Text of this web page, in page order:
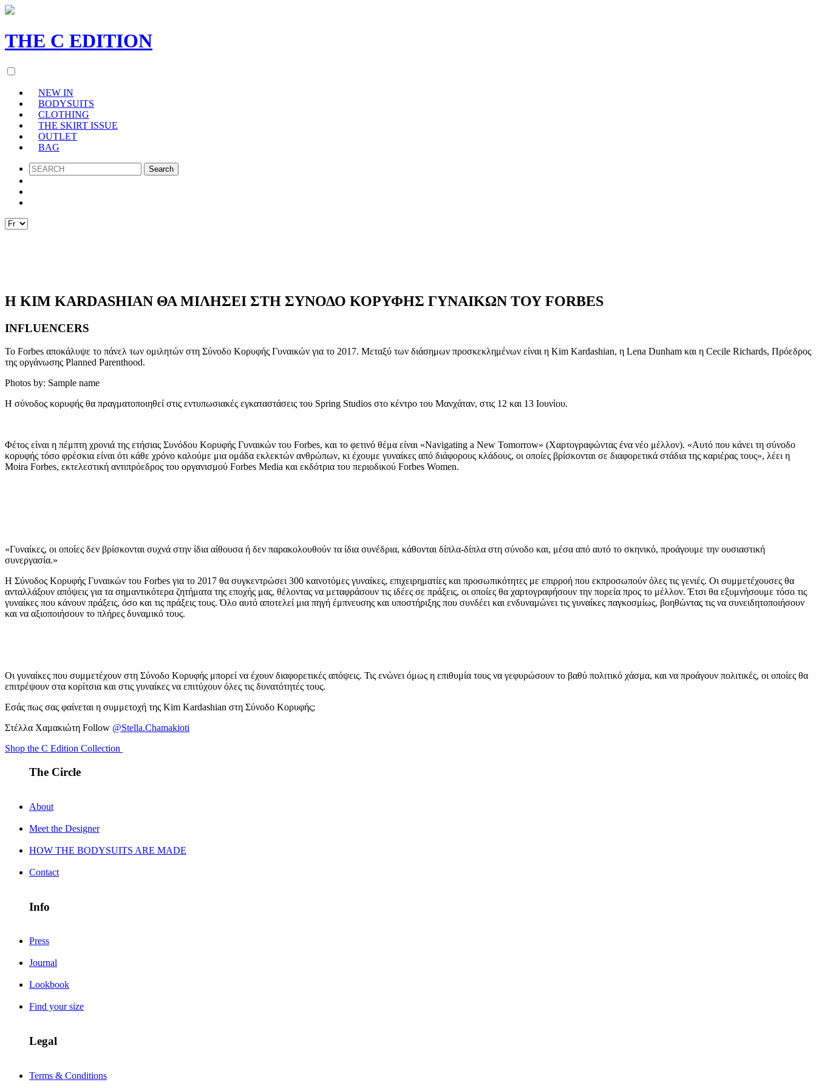
THE C EDITION
NEW IN
BODYSUITS
CLOTHING
THE SKIRT ISSUE
OUTLET
BAG
SEARCH
Η KIM KARDASHIAN ΘΑ ΜΙΛΗΣΕΙ ΣΤΗ ΣΥΝΟΔΟ ΚΟΡΥΦΗΣ ΓΥΝΑΙΚΩΝ ΤΟΥ FORBES
INFLUENCERS
Το Forbes αποκάλυψε το πάνελ των ομιλητών στη Σύνοδο Κορυφής Γυναικών για το 2017. Μεταξύ των διάσημων προσκεκλημένων είναι η Kim Kardashian, η Lena Dunham και η Cecile Richards, Πρόεδρος
της οργάνωσης Planned Parenthood.
Photos by: Sample name
Η σύνοδος κορυφής θα πραγματοποιηθεί στις εντυπωσιακές εγκαταστάσεις του Spring Studios στο κέντρο του Μανχάταν, στις 12 και 13 Ιουνίου.
Φέτος είναι η πέμπτη χρονιά της ετήσιας Συνόδου Κορυφής Γυναικών του Forbes, και το φετινό θέμα είναι «Navigating a New Tomorrow» (Χαρτογραφώντας ένα νέο μέλλον). «Αυτό που κάνει τη σύνοδο
κορυφής τόσο φρέσκια είναι ότι κάθε χρόνο καλούμε μια ομάδα εκλεκτών ανθρώπων, κι έχουμε γυναίκες από διάφορους κλάδους, οι οποίες βρίσκονται σε διαφορετικά στάδια της καριέρας τους», λέει η
Moira Forbes, εκτελεστική αντιπρόεδρος του οργανισμού Forbes Media και εκδότρια του περιοδικού Forbes Women.
«Γυναίκες, οι οποίες δεν βρίσκονται συχνά στην ίδια αίθουσα ή δεν παρακολουθούν τα ίδια συνέδρια, κάθονται δίπλα-δίπλα στη σύνοδο και, μέσα από αυτό το σκηνικό, προάγουμε την ουσιαστική
συνεργασία.»
Η Σύνοδος Κορυφής Γυναικών του Forbes για το 2017 θα συγκεντρώσει 300 καινοτόμες γυναίκες, επιχειρηματίες και προσωπικότητες με επιρροή που εκπροσωπούν όλες τις γενιές. Οι συμμετέχουσες θα
ανταλλάξουν απόψεις για τα σημαντικότερα ζητήματα της εποχής μας, θέλοντας να μεταφράσουν τις ιδέες σε πράξεις, οι οποίες θα χαρτογραφήσουν την πορεία προς το μέλλον. Έτσι θα εξυμνήσουμε τόσο τις
γυναίκες που κάνουν πράξεις, όσο και τις πράξεις τους. Όλο αυτό αποτελεί μια πηγή έμπνευσης και υποστήριξης που συνδέει και ενδυναμώνει τις γυναίκες παγκοσμίως, βοηθώντας τις να συνειδητοποιήσουν
και να αξιοποιήσουν το πλήρες δυναμικό τους.
Οι γυναίκες που συμμετέχουν στη Σύνοδο Κορυφής μπορεί να έχουν διαφορετικές απόψεις. Τις ενώνει όμως η επιθυμία τους να γεφυρώσουν το βαθύ πολιτικό χάσμα, και να προάγουν πολιτικές, οι οποίες θα
επιτρέψουν στα κορίτσια και στις γυναίκες να επιτύχουν όλες τις δυνατότητές τους.
Εσάς πως σας φαίνεται η συμμετοχή της Kim Kardashian στη Σύνοδο Κορυφής;
Στέλλα Χαμακιώτη Follow @Stella.Chamakioti
Shop the C Edition Collection
The Circle
About
Meet the Designer
HOW THE BODYSUITS ARE MADE
Contact
Info
Press
Journal
Lookbook
Find your size
Legal
Terms & Conditions